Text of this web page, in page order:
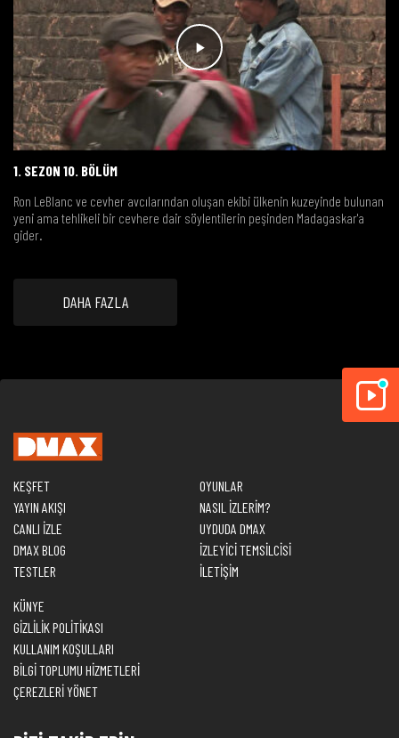
1. SEZON 10. BÖLÜM
Ron LeBlanc ve cevher avcılarından oluşan ekibi ülkenin kuzeyinde bulunan
yeni ama tehlikeli bir cevhere dair söylentilerin peşinden Madagaskar'a
gider.
DAHA FAZLA
KEŞFET
YAYIN AKIŞI
CANLI İZLE
DMAX BLOG
TESTLER
OYUNLAR
NASIL İZLERİM?
UYDUDA DMAX
İZLEYİCİ TEMSİLCİSİ
İLETİŞİM
KÜNYE
GİZLİLİK POLİTİKASI
KULLANIM KOŞULLARI
BİLGİ TOPLUMU HİZMETLERİ
ÇEREZLERİ YÖNET